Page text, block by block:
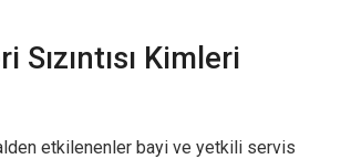
Sızıntısı Kimleri
etkilenenler bayi ve yetkili servis